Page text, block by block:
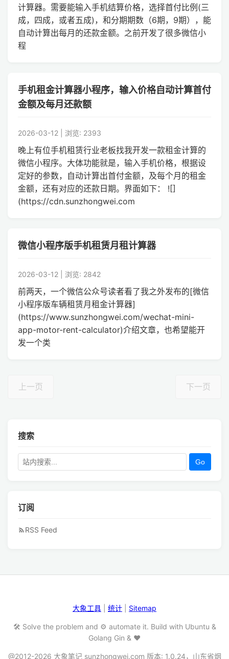
计算器。需要能输入手机结算价格，选择首付比例(三
成，四成，或者五成)，和分期期数（6期，9期），能
自动计算出每月的还款金额。之前开发了很多微信小
程
手机租金计算器小程序，输入价格自动计算首付
金额及每月还款额
2026-03-12 | 浏览: 2393
晚上有位手机租赁行业老板找我开发一款租金计算的
微信小程序。大体功能就是，输入手机价格，根据设
定好的参数，自动计算出首付金额，及每个月的租金
金额，还有对应的还款日期。界面如下： ![]
(https://cdn.sunzhongwei.com
微信小程序版手机租赁月租计算器
2026-03-12 | 浏览: 2842
前两天，一个微信公众号读者看了我之外发布的[微信
小程序版车辆租赁月租金计算器]
(https://www.sunzhongwei.com/wechat-mini-
app-motor-rent-calculator)介绍文章，也希望能开
发一个类
上一页 下一页
搜索
Go
订阅
RSS Feed
大象工具 统计 Sitemap
🛠️ Solve the problem and ⚙️ automate it. Build with Ubuntu &
Golang Gin & ❤️
@2012-2026 大象笔记 sunzhongwei.com 版本: 1.0.24，山东省烟